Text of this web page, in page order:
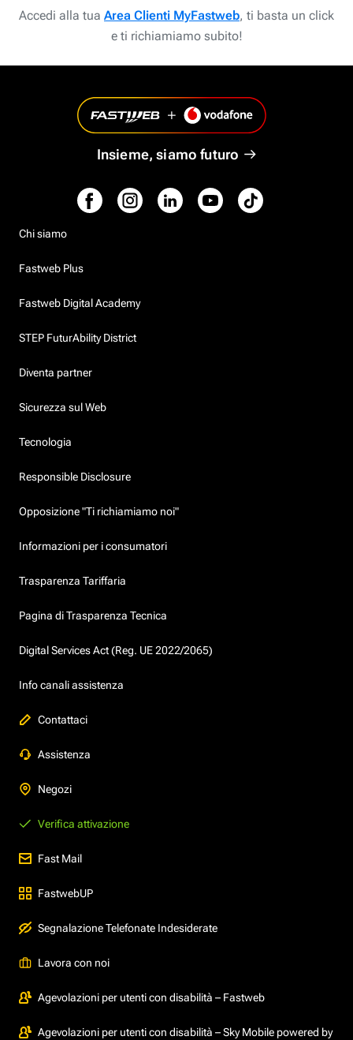
Accedi alla tua Area Clienti MyFastweb, ti basta un click
e ti richiamiamo subito!
Insieme, siamo futuro
Chi siamo
Fastweb Plus
Fastweb Digital Academy
STEP FuturAbility District
Diventa partner
Sicurezza sul Web
Tecnologia
Responsible Disclosure
Opposizione "Ti richiamiamo noi"
Informazioni per i consumatori
Trasparenza Tariffaria
Pagina di Trasparenza Tecnica
Digital Services Act (Reg. UE 2022/2065)
Info canali assistenza
Contattaci
Assistenza
Negozi
Verifica attivazione
Fast Mail
FastwebUP
Segnalazione Telefonate Indesiderate
Lavora con noi
Agevolazioni per utenti con disabilità – Fastweb
Agevolazioni per utenti con disabilità – Sky Mobile powered by